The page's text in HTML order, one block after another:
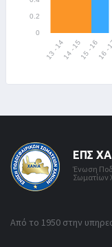
ΕΠΣ
Ένωση
Σωματίων
Από το 1950 στην